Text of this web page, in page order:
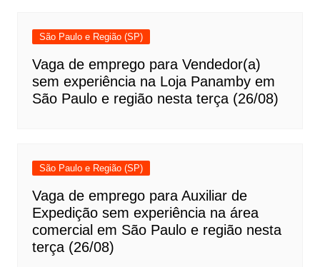
São Paulo e Região (SP)
Vaga de emprego para Vendedor(a)
sem experiência na Loja Panamby em
São Paulo e região nesta terça (26/08)
São Paulo e Região (SP)
Vaga de emprego para Auxiliar de
Expedição sem experiência na área
comercial em São Paulo e região nesta
terça (26/08)